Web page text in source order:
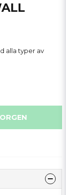
alla typer av